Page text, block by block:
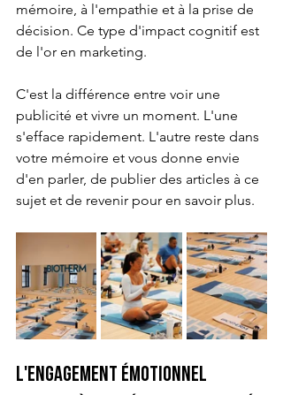
mémoire, à l'empathie et à la prise de
décision. Ce type d'impact cognitif est
de l'or en marketing.
C'est la différence entre voir une
publicité et vivre un moment. L'une
s'efface rapidement. L'autre reste dans
votre mémoire et vous donne envie
d'en parler, de publier des articles à ce
sujet et de revenir pour en savoir plus.
L'engagement émotionnel